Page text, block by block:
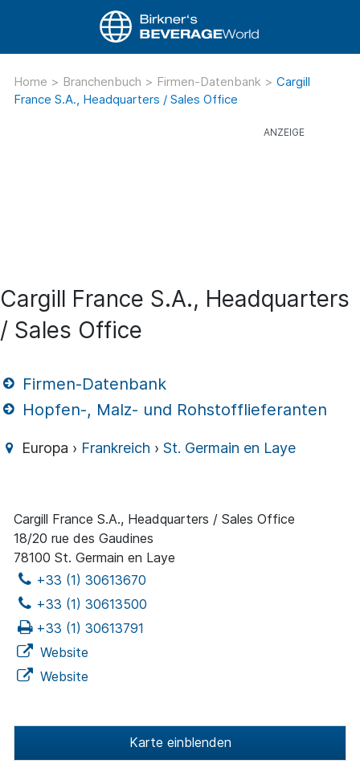
Home > Branchenbuch > Firmen-Datenbank > Cargill
France S.A., Headquarters / Sales Office
Cargill France S.A., Headquarters
/ Sales Office
Firmen-Datenbank
Hopfen-, Malz- und Rohstofflieferanten
Europa › Frankreich ›St. Germain en Laye
Cargill France S.A., Headquarters / Sales Office
18/20 rue des Gaudines
78100 St. Germain en Laye
+33 (1) 30613670
+33 (1) 30613500
+33 (1) 30613791
Website
Website
Karte einblenden